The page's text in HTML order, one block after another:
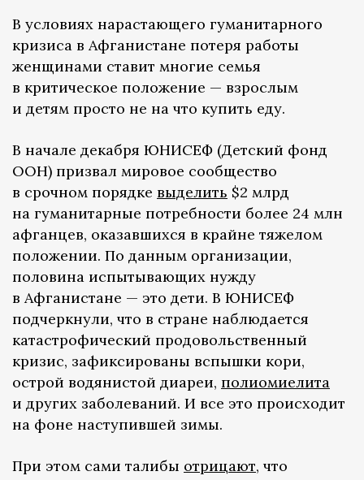
В условиях нарастающего гуманитарного
кризиса в Афганистане потеря работы
женщинами ставит многие семья
в критическое положение — взрослым
и детям просто не на что купить еду.
В начале декабря ЮНИСЕФ (Детский фонд
ООН) призвал мировое сообщество
в срочном порядке выделить $2 млрд
на гуманитарные потребности более 24 млн
афганцев, оказавшихся в крайне тяжелом
положении. По данным организации,
половина испытывающих нужду
в Афганистане — это дети. В ЮНИСЕФ
подчеркнули, что в стране наблюдается
катастрофический продовольственный
кризис, зафиксированы вспышки кори,
острой водянистой диареи, полиомиелита
и других заболеваний. И все это происходит
на фоне наступившей зимы.
При этом сами талибы отрицают, что